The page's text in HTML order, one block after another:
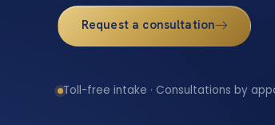
Request a consultation
Toll-free intake · Consultations by